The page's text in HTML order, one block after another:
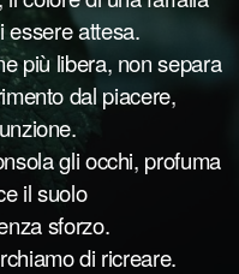
essere attesa.
più libera, non separa
dal piacere,
gli occhi, profuma
il suolo
sforzo.
di ricreare.